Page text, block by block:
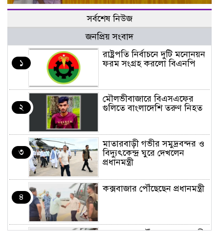
সর্বশেষ নিউজ
জনপ্রিয় সংবাদ
১
রাষ্ট্রপতি নির্বাচনে দুটি মনোনয়ন
ফরম সংগ্রহ করলো বিএনপি
২
মৌলভীবাজারে বিএসএফের
গুলিতে বাংলাদেশি তরুণ নিহত
৩
মাতারবাড়ী গভীর সমুদ্রবন্দর ও
বিদ্যুৎকেন্দ্র ঘুরে দেখলেন
প্রধানমন্ত্রী
৪
কক্সবাজার পৌঁছেছেন প্রধানমন্ত্রী